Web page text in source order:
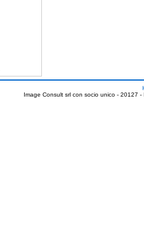
Image Consult srl con socio unico - 20127